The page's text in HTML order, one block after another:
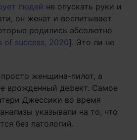
людей не опускать руки и
он женат и воспитывает
родились абсолютно
of success, 2020]. Это ли не
просто женщина-пилот, а
врожденный дефект. Самое
Джессики во время
указывали на то, что
без патологий.